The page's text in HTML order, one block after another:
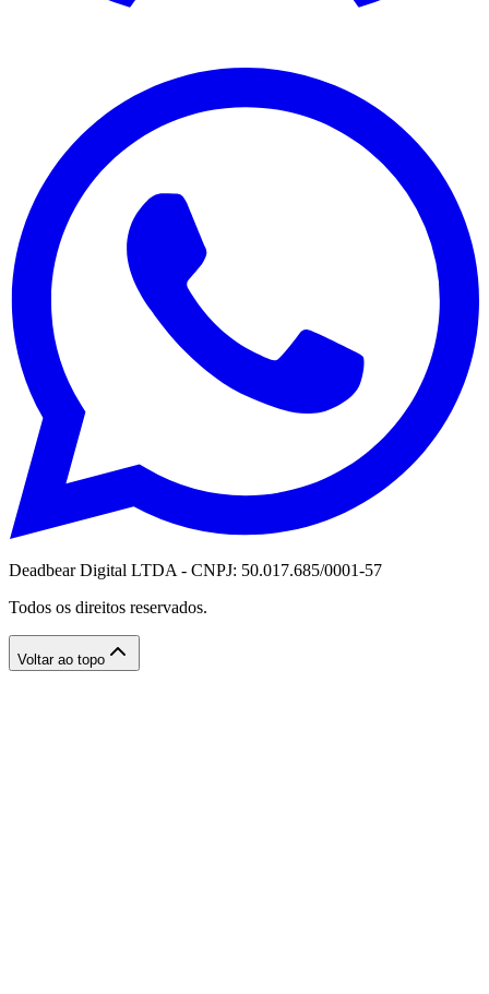
Deadbear Digital LTDA - CNPJ: 50.017.685/0001-57
Todos os direitos reservados.
Voltar ao topo